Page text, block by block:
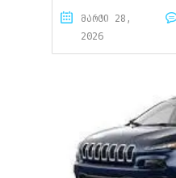
მარტი 28,
2026